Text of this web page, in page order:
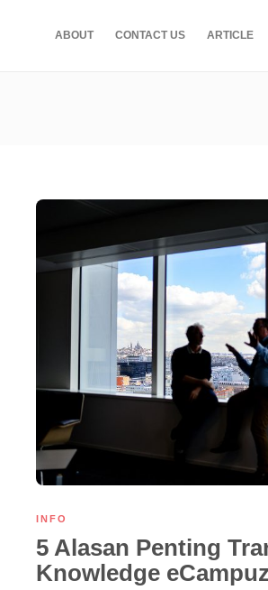
ABOUT CONTACT US ARTICLE
INFO
5 Alasan Penting
Knowledge eCampuz